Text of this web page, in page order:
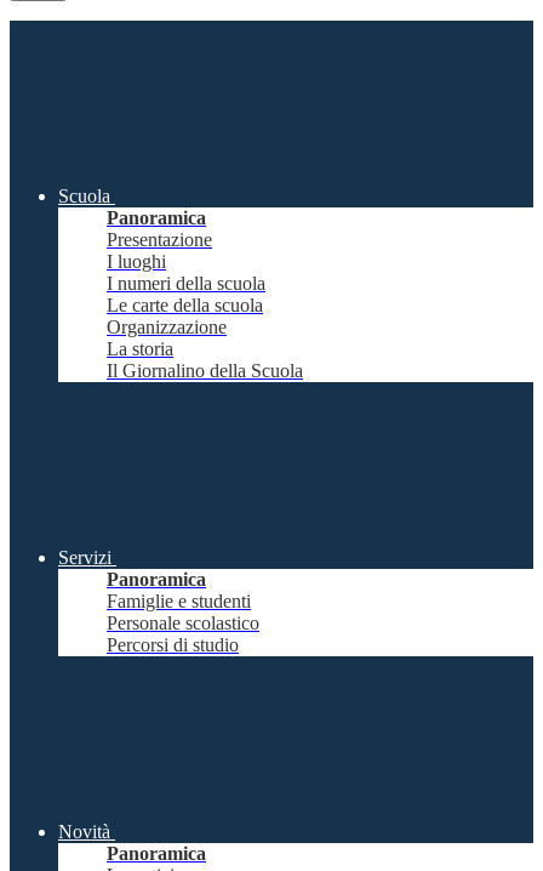
Scuola
Panoramica
Presentazione
I luoghi
I numeri della scuola
Le carte della scuola
Organizzazione
La storia
Il Giornalino della Scuola
Servizi
Panoramica
Famiglie e studenti
Personale scolastico
Percorsi di studio
Novità
Panoramica